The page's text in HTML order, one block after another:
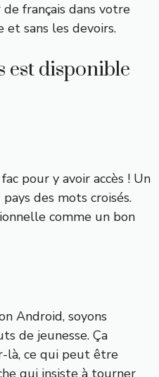
français dans votre
et sans les devoirs.
est disponible
pour y avoir accès ! Un
des mots croisés.
comme un bon
Android, soyons
de jeunesse. Ça
là, ce qui peut être
qui insiste à tourner